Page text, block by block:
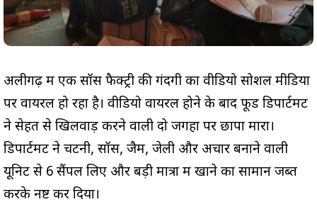
अलीगढ़ में एक सॉस फैक्ट्री की गंदगी का वीडियो सोशल मीडिया
पर वायरल हो रहा है। वीडियो वायरल होने के बाद फूड डिपार्टमेंट
ने सेहत से खिलवाड़ करने वाली दो जगहों पर छापा मारा।
डिपार्टमेंट ने चटनी, सॉस, जैम, जेली और अचार बनाने वाली
यूनिट से 6 सैंपल लिए और बड़ी मात्रा में खाने का सामान जब्त
करके नष्ट कर दिया।